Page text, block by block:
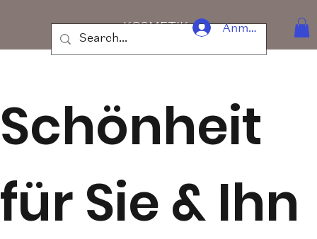
KOSMETIK Anmelden
Schönheit
für Sie & Ihn